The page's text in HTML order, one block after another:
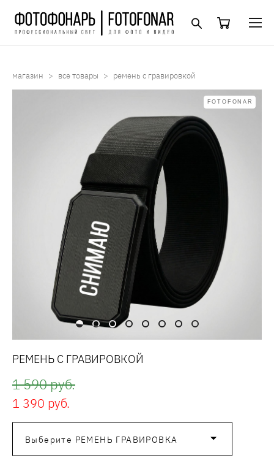
магазин > все товары > ремень с гравировкой
FOTOFONAR
РЕМЕНЬ С ГРАВИРОВКОЙ
1 590 pуб.
1 390 pуб.
Выберите РЕМЕНЬ ГРАВИРОВКА